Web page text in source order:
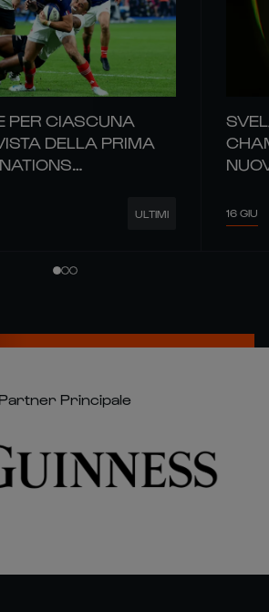
PER CIASCUNA
DELLA PRIMA
ULTIMI 16 GIU
Partner Principale